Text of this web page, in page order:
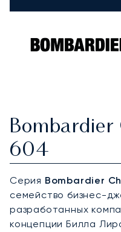
604
Серия Bombardier
семейство бизнес-
разработанных
концепции Билла